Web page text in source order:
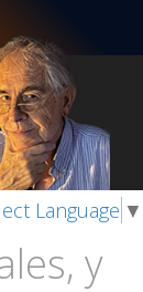
Language ▼
y